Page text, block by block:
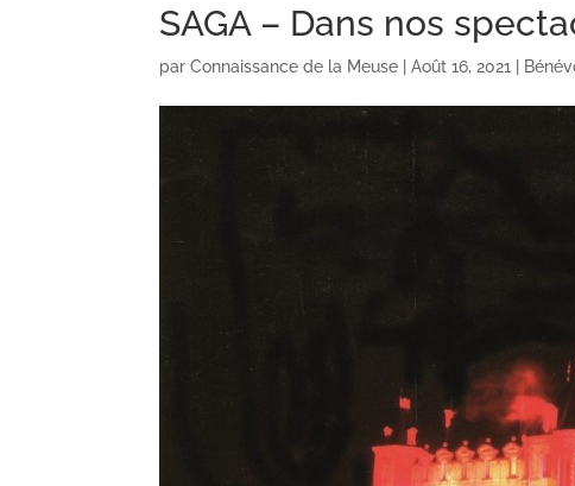
SAGA – Dans nos
parConnaissance de la Meuse |Août 16, 2021 |